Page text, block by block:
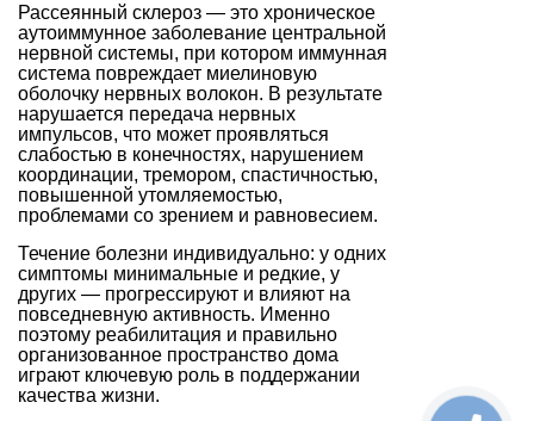
Рассеянный склероз — это хроническое
аутоиммунное заболевание центральной
нервной системы, при котором иммунная
система повреждает миелиновую
оболочку нервных волокон. В результате
нарушается передача нервных
импульсов, что может проявляться
слабостью в конечностях, нарушением
координации, тремором, спастичностью,
повышенной утомляемостью,
проблемами со зрением и равновесием.
Течение болезни индивидуально: у одних
симптомы минимальные и редкие, у
других — прогрессируют и влияют на
повседневную активность. Именно
поэтому реабилитация и правильно
организованное пространство дома
играют ключевую роль в поддержании
качества жизни.